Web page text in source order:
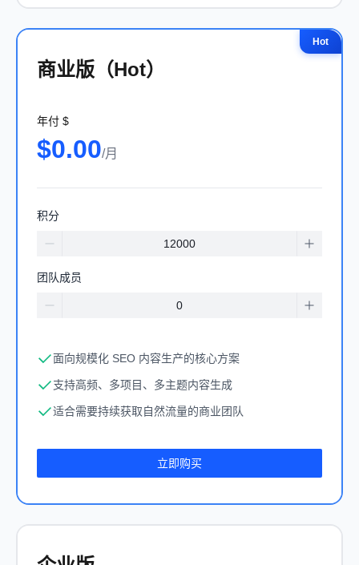
商业版（Hot）
年付 $
$0.00/月
积分
团队成员
面向规模化 SEO 内容生产的核心方案
支持高频、多项目、多主题内容生成
适合需要持续获取自然流量的商业团队
立即购买